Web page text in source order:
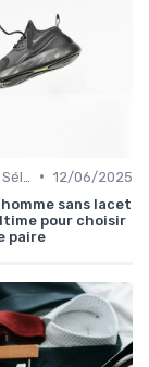
• 12/06/2025
sans lacet
pour choisir
paire